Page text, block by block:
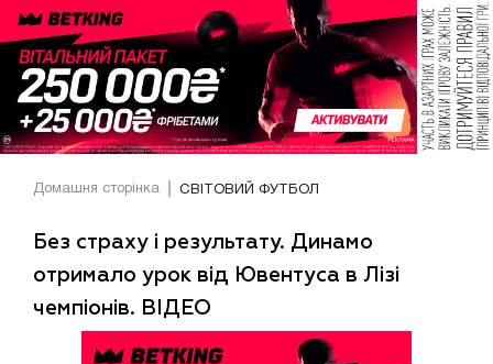
Домашня сторінка СВІТОВИЙ ФУТБОЛ
Без страху і результату. Динамо
отримало урок від Ювентуса в Лізі
чемпіонів. ВІДЕО